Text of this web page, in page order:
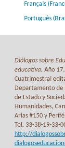
Français
Português
Diálogos sobre
educativa. Año
Cuatrimestral
Departamento de
de Estado y
Humanidades,
Arias #150 y
Tel. 33-38-19-33-
http://